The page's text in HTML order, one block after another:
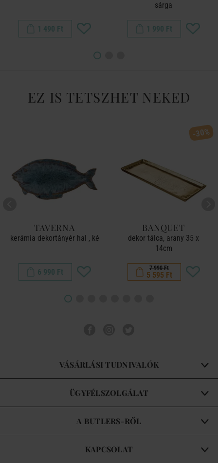
1 490 Ft
sárga
1 990 Ft
EZ IS TETSZHET NEKED
TAVERNA
kerámia dekortányér hal , ké
6 990 Ft
-30%
BANQUET
dekor tálca, arany 35 x
14cm
7 990 Ft
5 595 Ft
VÁSÁRLÁSI TUDNIVALÓK
ÜGYFÉLSZOLGÁLAT
A BUTLERS-RŐL
KAPCSOLAT